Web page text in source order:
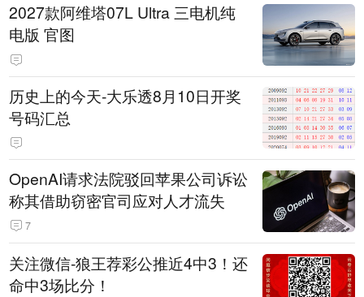
2027款阿维塔07L Ultra 三电机纯
电版 官图
历史上的今天-大乐透8月10日开奖
号码汇总
OpenAI请求法院驳回苹果公司诉讼
称其借助窃密官司应对人才流失
7
关注微信-狼王荐彩公推近4中3！还
命中3场比分！